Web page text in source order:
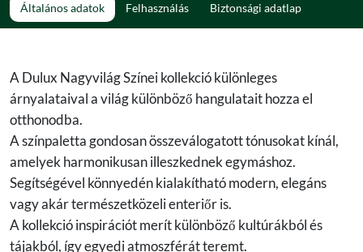
Általános adatok Felhasználás Biztonsági adatlap
A Dulux Nagyvilág Színei kollekció különleges
árnyalataival a világ különböző hangulatait hozza el
otthonodba.
A színpaletta gondosan összeválogatott tónusokat kínál,
amelyek harmonikusan illeszkednek egymáshoz.
Segítségével könnyedén kialakítható modern, elegáns
vagy akár természetközeli enteriőr is.
A kollekció inspirációt merít különböző kultúrákból és
tájakból, így egyedi atmoszférát teremt.